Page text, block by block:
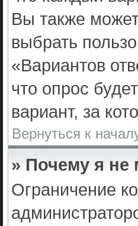
Вы также
выбрать
«Вариантов
что опрос
вариант, за
Вернуться к
» Почему я не
Ограничение